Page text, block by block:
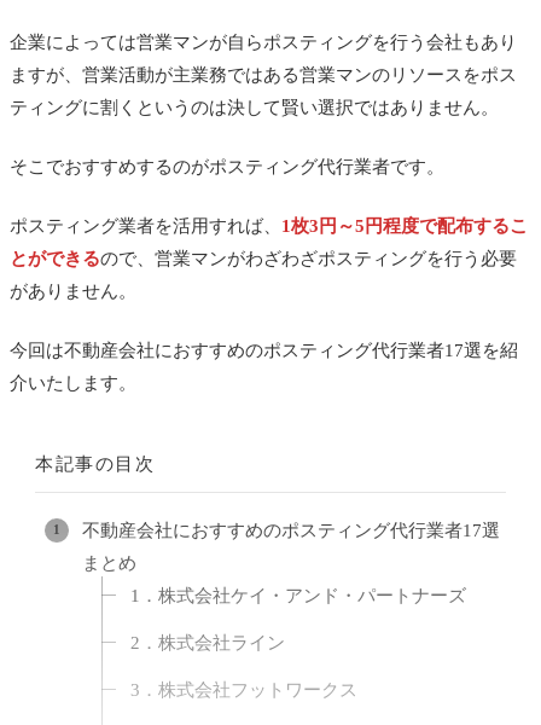
企業によっては営業マンが自らポスティングを行う会社もあり
ますが、営業活動が主業務ではある営業マンのリソースをポス
ティングに割くというのは決して賢い選択ではありません。
そこでおすすめするのがポスティング代行業者です。
ポスティング業者を活用すれば、 1枚3円～5円程度で配布するこ
とができるので、営業マンがわざわざポスティングを行う必要
がありません。
今回は不動産会社におすすめのポスティング代行業者17選を紹
介いたします。
本記事の目次
不動産会社におすすめのポスティング代行業者17選
まとめ
1．株式会社ケイ・アンド・パートナーズ
2．株式会社ライン
3．株式会社フットワークス